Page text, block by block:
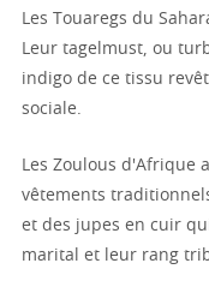
Les Touaregs du
Leur tagelmust, ou
indigo de ce tissu
sociale.
Les Zoulous d'Afrique
vêtements
et des jupes en cuir
marital et leur rang